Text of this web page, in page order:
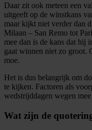
Daar zit ook meteen een
uitgeeft op de winstkans
maar kijkt niet verder dan
Milaan – San Remo tot
mee dan is de kans dat
gaat winnen niet zo groot.
moe.
Het is dus belangrijk om
te kijken. Factoren als
wedstrijddagen wegen
Wat zijn de